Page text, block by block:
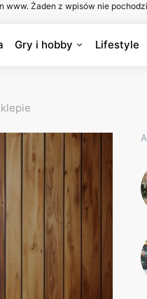
Żaden z wpisów nie
Gry i hobby Lifestyle